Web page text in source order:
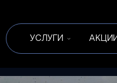
УСЛУГИ